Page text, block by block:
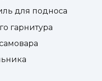
для подноса
гарнитура